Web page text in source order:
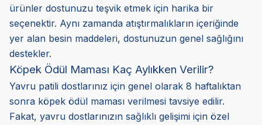
ürünler dostunuzu teşvik etmek için harika bir
seçenektir. Aynı zamanda atıştırmalıkların içeriğinde
yer alan besin maddeleri, dostunuzun genel sağlığını
destekler.
Köpek Ödül Maması Kaç Aylıkken Verilir?
Yavru patili dostlarınız için genel olarak 8 haftalıktan
sonra köpek ödül maması verilmesi tavsiye edilir.
Fakat, yavru dostlarınızın sağlıklı gelişimi için özel